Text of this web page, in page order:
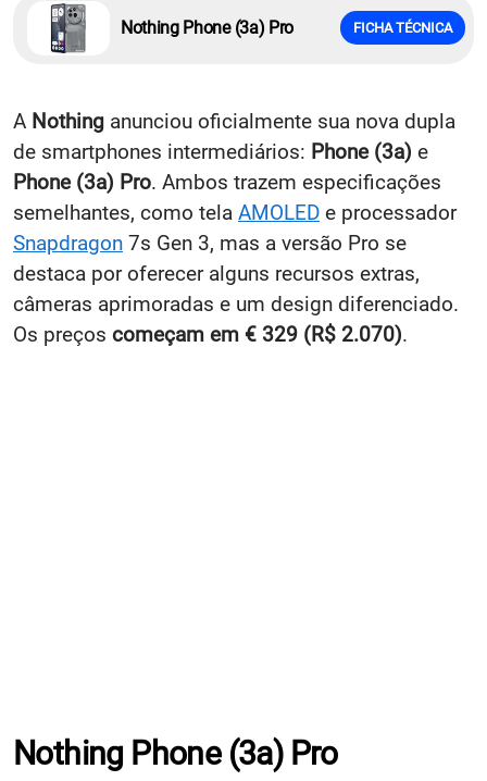
Nothing Phone (3a) Pro FICHA TÉCNICA
A Nothing anunciou oficialmente sua nova dupla
de smartphones intermediários: Phone (3a) e
Phone (3a) Pro. Ambos trazem especificações
semelhantes, como tela AMOLED e processador
Snapdragon 7s Gen 3, mas a versão Pro se
destaca por oferecer alguns recursos extras,
câmeras aprimoradas e um design diferenciado.
Os preços começam em € 329 (R$ 2.070).
Nothing Phone (3a) Pro